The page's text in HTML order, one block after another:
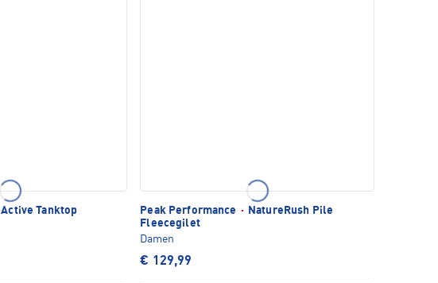
Active Tanktop
Peak Performance ·
NatureRush Pile
Fleecegilet
Damen
€ 129,99